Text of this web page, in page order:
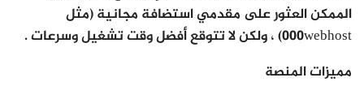
الممكن العثور على مقدمي استضافة مجانية (مثل
000webhost) ، ولكن لا تتوقع أفضل وقت تشغيل وسرعات .
مميزات المنصة